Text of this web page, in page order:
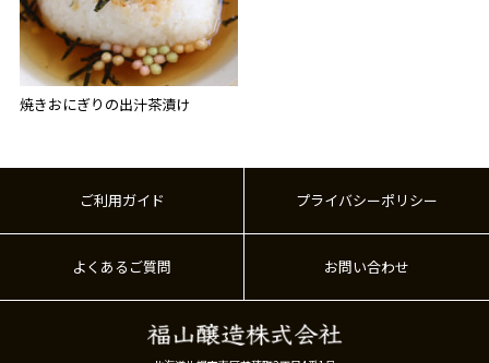
焼きおにぎりの出汁茶漬け
ご利用ガイド プライバシーポリシー
よくあるご質問 お問い合わせ